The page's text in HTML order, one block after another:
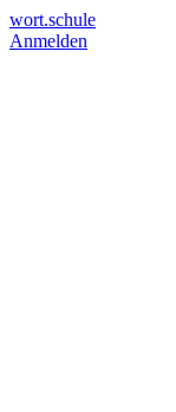
wort.schule
Anmelden